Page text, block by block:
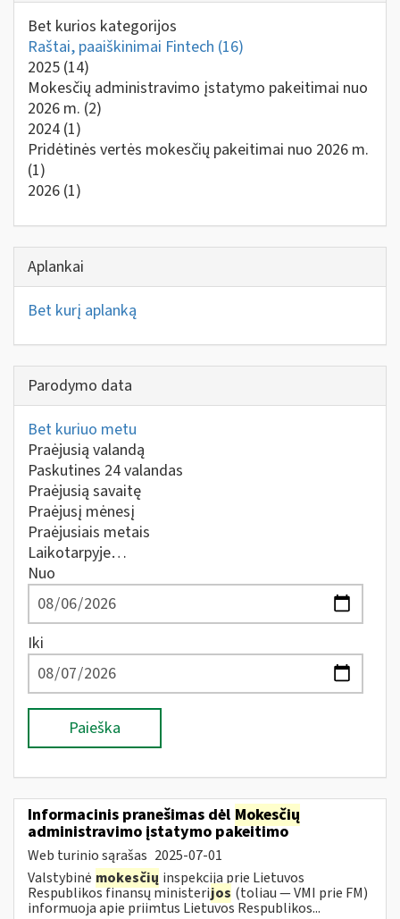
Bet kurios kategorijos
Raštai, paaiškinimai Fintech (16)
2025 (14)
Mokesčių administravimo įstatymo pakeitimai nuo
2026 m. (2)
2024 (1)
Pridėtinės vertės mokesčių pakeitimai nuo 2026 m.
(1)
2026 (1)
Aplankai
Bet kurį aplanką
Parodymo data
Bet kuriuo metu
Praėjusią valandą
Paskutines 24 valandas
Praėjusią savaitę
Praėjusį mėnesį
Praėjusiais metais
Laikotarpyje…
Nuo
Iki
Paieška
Informacinis pranešimas dėl Mokesčių
administravimo įstatymo pakeitimo
Web turinio sąrašas 2025-07-01
Valstybinė mokesčių inspekcija prie Lietuvos
Respublikos finansų ministerijos (toliau — VMI prie FM)
informuoja apie priimtus Lietuvos Respublikos...